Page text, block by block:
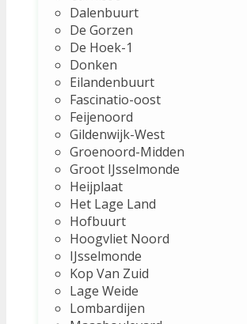
Dalenbuurt
De Gorzen
De Hoek-1
Donken
Eilandenbuurt
Fascinatio-oost
Feijenoord
Gildenwijk-West
Groenoord-Midden
Groot IJsselmonde
Heijplaat
Het Lage Land
Hofbuurt
Hoogvliet Noord
IJsselmonde
Kop Van Zuid
Lage Weide
Lombardijen